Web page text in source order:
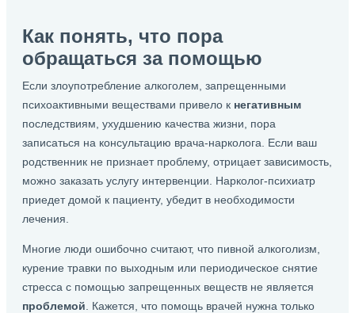
Как понять, что пора
обращаться за помощью
Если злоупотребление алкоголем, запрещенными
психоактивными веществами привело к негативным
последствиям, ухудшению качества жизни, пора
записаться на консультацию врача-нарколога. Если ваш
родственник не признает проблему, отрицает зависимость,
можно заказать услугу интервенции. Нарколог-психиатр
приедет домой к пациенту, убедит в необходимости
лечения.
Многие люди ошибочно считают, что пивной алкоголизм,
курение травки по выходным или периодическое снятие
стресса с помощью запрещенных веществ не является
проблемой . Кажется, что помощь врачей нужна только